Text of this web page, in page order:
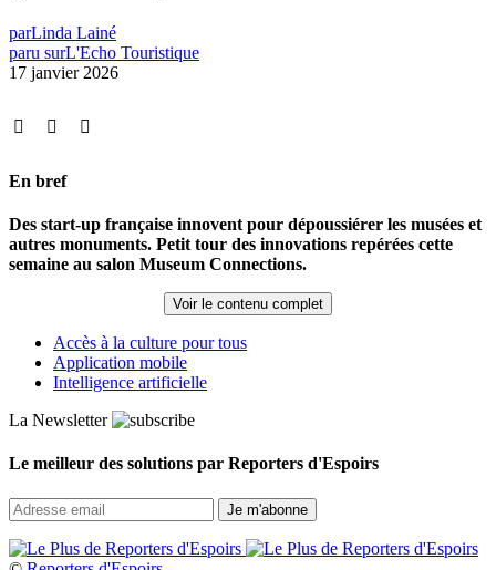
parLinda Lainé
paru surL'Echo Touristique
17 janvier 2026
En bref
Des start-up française innovent pour dépoussiérer les musées et
autres monuments. Petit tour des innovations repérées cette
semaine au salon Museum Connections.
Voir le contenu complet
Accès à la culture pour tous
Application mobile
Intelligence artificielle
La Newsletter
Le meilleur des solutions par Reporters d'Espoirs